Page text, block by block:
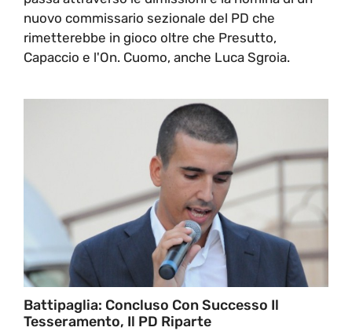
nuovo commissario sezionale del PD che
rimetterebbe in gioco oltre che Presutto,
Capaccio e l'On. Cuomo, anche Luca Sgroia.
Battipaglia: Concluso Con Successo Il
Tesseramento, Il PD Riparte